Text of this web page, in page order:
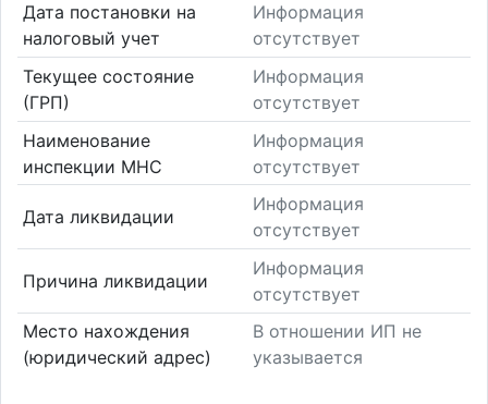
Дата постановки на
налоговый учет
Информация
отсутствует
Текущее состояние
(ГРП)
Информация
отсутствует
Наименование
инспекции МНС
Информация
отсутствует
Дата ликвидации
Информация
отсутствует
Причина ликвидации
Информация
отсутствует
Место нахождения
(юридический адрес)
В отношении ИП не
указывается